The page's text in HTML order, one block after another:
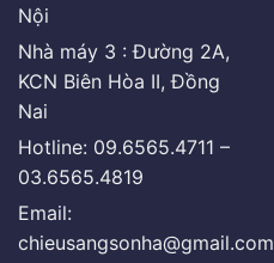
Nội
Nhà máy 3 : Đường 2A,
KCN Biên Hòa II, Đồng
Nai
Hotline: 09.6565.4711 –
03.6565.4819
Email:
chieusangsonha@gmail.com